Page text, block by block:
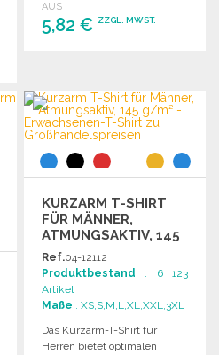
Bewegungsfreiheit.
AUS
5,82 € ZZGL. MWST.
Angebot anfordern
KURZARM T-SHIRT
FÜR MÄNNER,
ATMUNGSAKTIV, 145
G/M²
Ref.04-12112
Produktbestand : 6 123
Artikel
Maße : XS,S,M,L,XL,XXL,3XL
Das Kurzarm-T-Shirt für
Herren bietet optimalen